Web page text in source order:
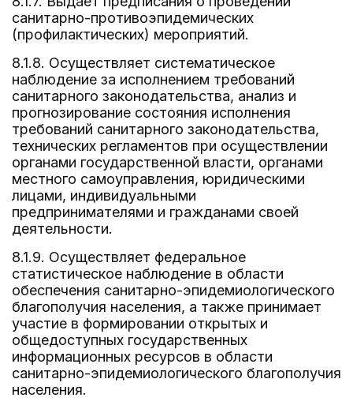
санитарно-противоэпидемических
(профилактических) мероприятий.
8.1.8. Осуществляет систематическое
наблюдение за исполнением требований
санитарного законодательства, анализ и
прогнозирование состояния исполнения
требований санитарного законодательства,
технических регламентов при осуществлении
органами государственной власти, органами
местного самоуправления, юридическими
лицами, индивидуальными
предпринимателями и гражданами своей
деятельности.
8.1.9. Осуществляет федеральное
статистическое наблюдение в области
обеспечения санитарно-эпидемиологического
благополучия населения, а также принимает
участие в формировании открытых и
общедоступных государственных
информационных ресурсов в области
санитарно-эпидемиологического благополучия
населения.